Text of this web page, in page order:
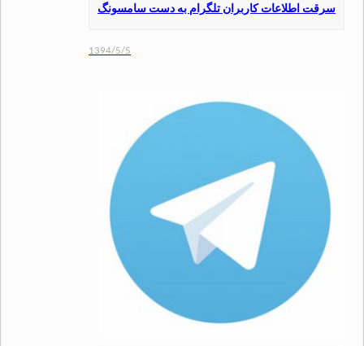
اطلاعات کاربران تلگرام به دست سامسونگ